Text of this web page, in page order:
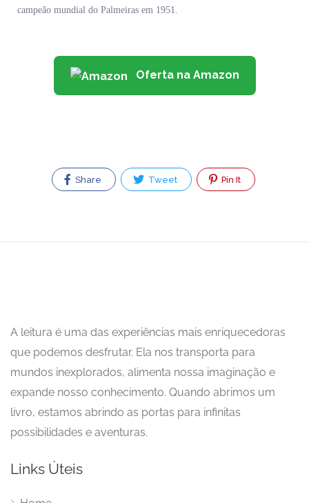
campeão mundial do Palmeiras em 1951.
Oferta na Amazon
Share Tweet Pin It
A leitura é uma das experiências mais enriquecedoras
que podemos desfrutar. Ela nos transporta para
mundos inexplorados, alimenta nossa imaginação e
expande nosso conhecimento. Quando abrimos um
livro, estamos abrindo as portas para infinitas
possibilidades e aventuras.
Links Úteis